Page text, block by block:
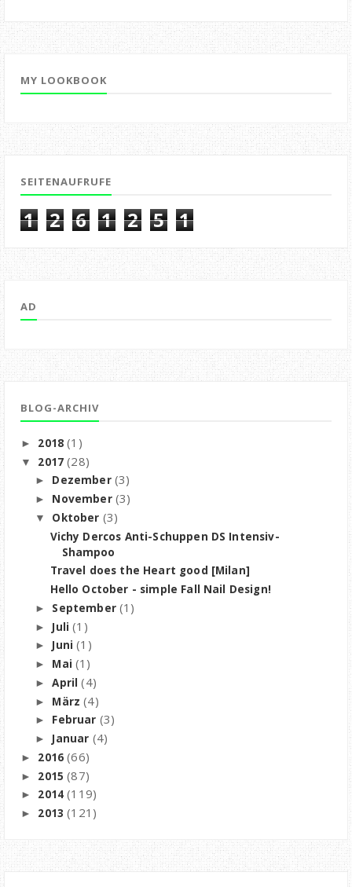
MY LOOKBOOK
SEITENAUFRUFE
1 2 6 1 2 5 1
AD
BLOG-ARCHIV
► 2018(1)
▼ 2017(28)
► Dezember (3)
► November (3)
▼ Oktober (3)
Vichy Dercos Anti-Schuppen DS Intensiv-
Shampoo
Travel does the Heart good [Milan]
Hello October - simple Fall Nail Design!
► September(1)
► Juli(1)
► Juni(1)
► Mai(1)
►April(4)
► März(4)
► Februar (3)
► Januar (4)
► 2016(66)
► 2015(87)
► 2014(119)
► 2013(121)